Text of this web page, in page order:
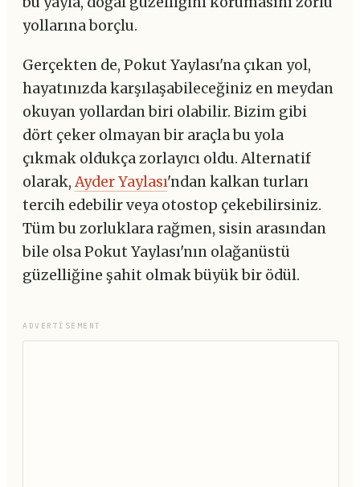
yollarına borçlu.
Gerçekten de, Pokut Yaylası'na çıkan yol,
hayatınızda karşılaşabileceğiniz en meydan
okuyan yollardan biri olabilir. Bizim gibi
dört çeker olmayan bir araçla bu yola
çıkmak oldukça zorlayıcı oldu. Alternatif
olarak, Ayder Yaylası'ndan kalkan turları
tercih edebilir veya otostop çekebilirsiniz.
Tüm bu zorluklara rağmen, sisin arasından
bile olsa Pokut Yaylası'nın olağanüstü
güzelliğine şahit olmak büyük bir ödül.
ADVERTISEMENT